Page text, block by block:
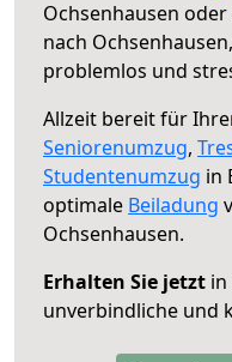
Ochsenhausen
nach Ochsenhausen,
problemlos und
Allzeit bereit für
Seniorenumzug,
Studentenumzug in
optimale Beiladung
Ochsenhausen.
Erhalten Sie jetzt
unverbindliche und